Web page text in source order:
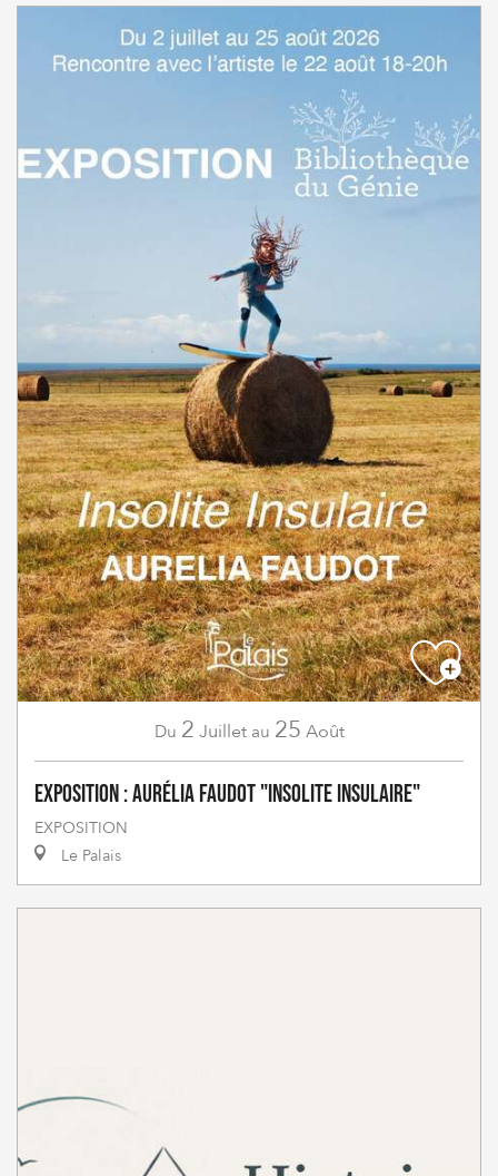
Du 2 Juillet au 25 Août
Exposition : Aurélia Faudot "Insolite Insulaire"
EXPOSITION
Le Palais